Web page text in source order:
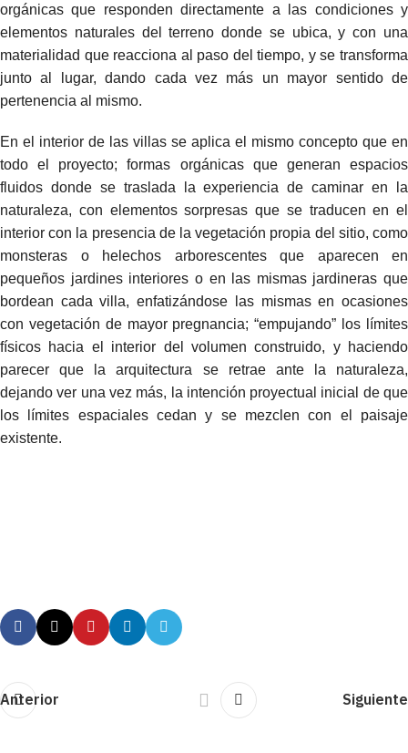
orgánicas que responden directamente a las condiciones y
elementos naturales del terreno donde se ubica, y con una
materialidad que reacciona al paso del tiempo, y se transforma
junto al lugar, dando cada vez más un mayor sentido de
pertenencia al mismo.
En el interior de las villas se aplica el mismo concepto que en
todo el proyecto; formas orgánicas que generan espacios
fluidos donde se traslada la experiencia de caminar en la
naturaleza, con elementos sorpresas que se traducen en el
interior con la presencia de la vegetación propia del sitio, como
monsteras o helechos arborescentes que aparecen en
pequeños jardines interiores o en las mismas jardineras que
bordean cada villa, enfatizándose las mismas en ocasiones
con vegetación de mayor pregnancia; “empujando” los límites
físicos hacia el interior del volumen construido, y haciendo
parecer que la arquitectura se retrae ante la naturaleza,
dejando ver una vez más, la intención proyectual inicial de que
los límites espaciales cedan y se mezclen con el paisaje
existente.
Anterior Siguiente